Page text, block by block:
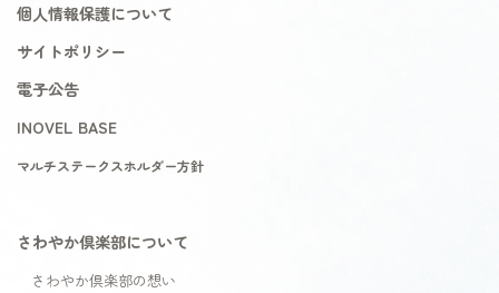
個人情報保護について
サイトポリシー
電子公告
INOVEL BASE
マルチステークスホルダー方針
さわやか倶楽部について
さわやか倶楽部の想い